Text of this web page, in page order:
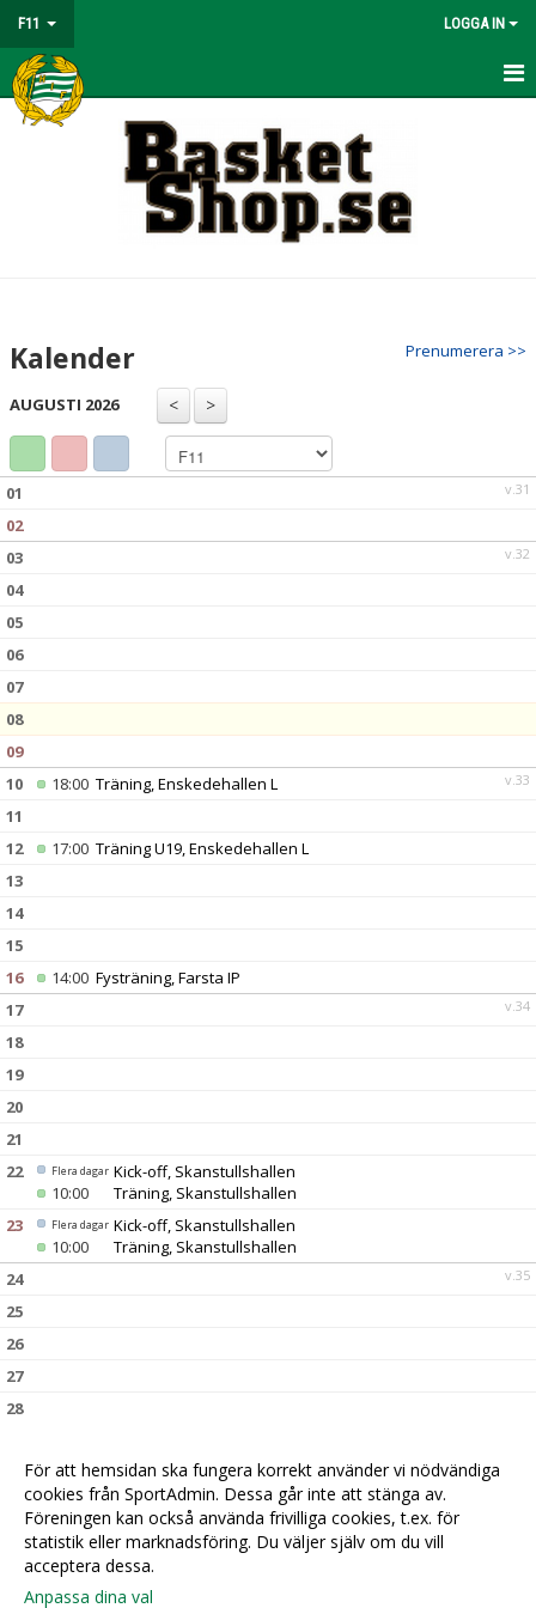
F11 LOGGA IN
HEM
KONTAKT
Prenumerera >>
Kalender
AUGUSTI 2026
v.31
01
02
v.32
03
04
05
06
07
08
09
v.33
10 18:00 Träning, Enskedehallen L
11
12
17:00 Träning U19, Enskedehallen L
13
14
15
16
14:00 Fysträning, Farsta IP
v.34
17
18
19
20
21
22
Flera dagar Kick-off, Skanstullshallen
10:00
Träning, Skanstullshallen
23
Flera dagar Kick-off, Skanstullshallen
10:00
Träning, Skanstullshallen
v.35
24
25
26
27
28
För att hemsidan ska fungera korrekt använder vi nödvändiga
cookies från SportAdmin. Dessa går inte att stänga av.
Föreningen kan också använda frivilliga cookies, t.ex. för
statistik eller marknadsföring. Du väljer själv om du vill
acceptera dessa.
Anpassa dina val